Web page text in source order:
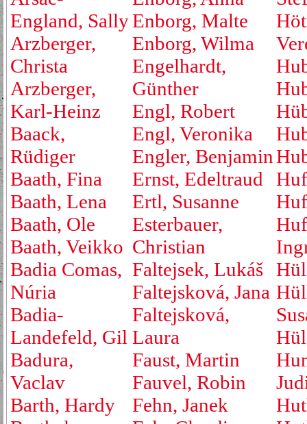
England, Sally
Arzberger,
Christa
Arzberger,
Karl-Heinz
Baack,
Rüdiger
Baath, Fina
Baath, Lena
Baath, Ole
Baath, Veikko
Badia Comas,
Núria
Badia-
Landefeld, Gil
Badura,
Vaclav
Barth, Hardy
Enborg, Malte
Enborg, Wilma
Engelhardt,
Günther
Engl, Robert
Engl, Veronika
Engler, Benjamin
Ernst, Edeltraud
Ertl, Susanne
Esterbauer,
Christian
Faltejsek, Lukáš
Faltejsková, Jana
Faltejsková,
Laura
Faust, Martin
Fauvel, Robin
Fehn, Janek